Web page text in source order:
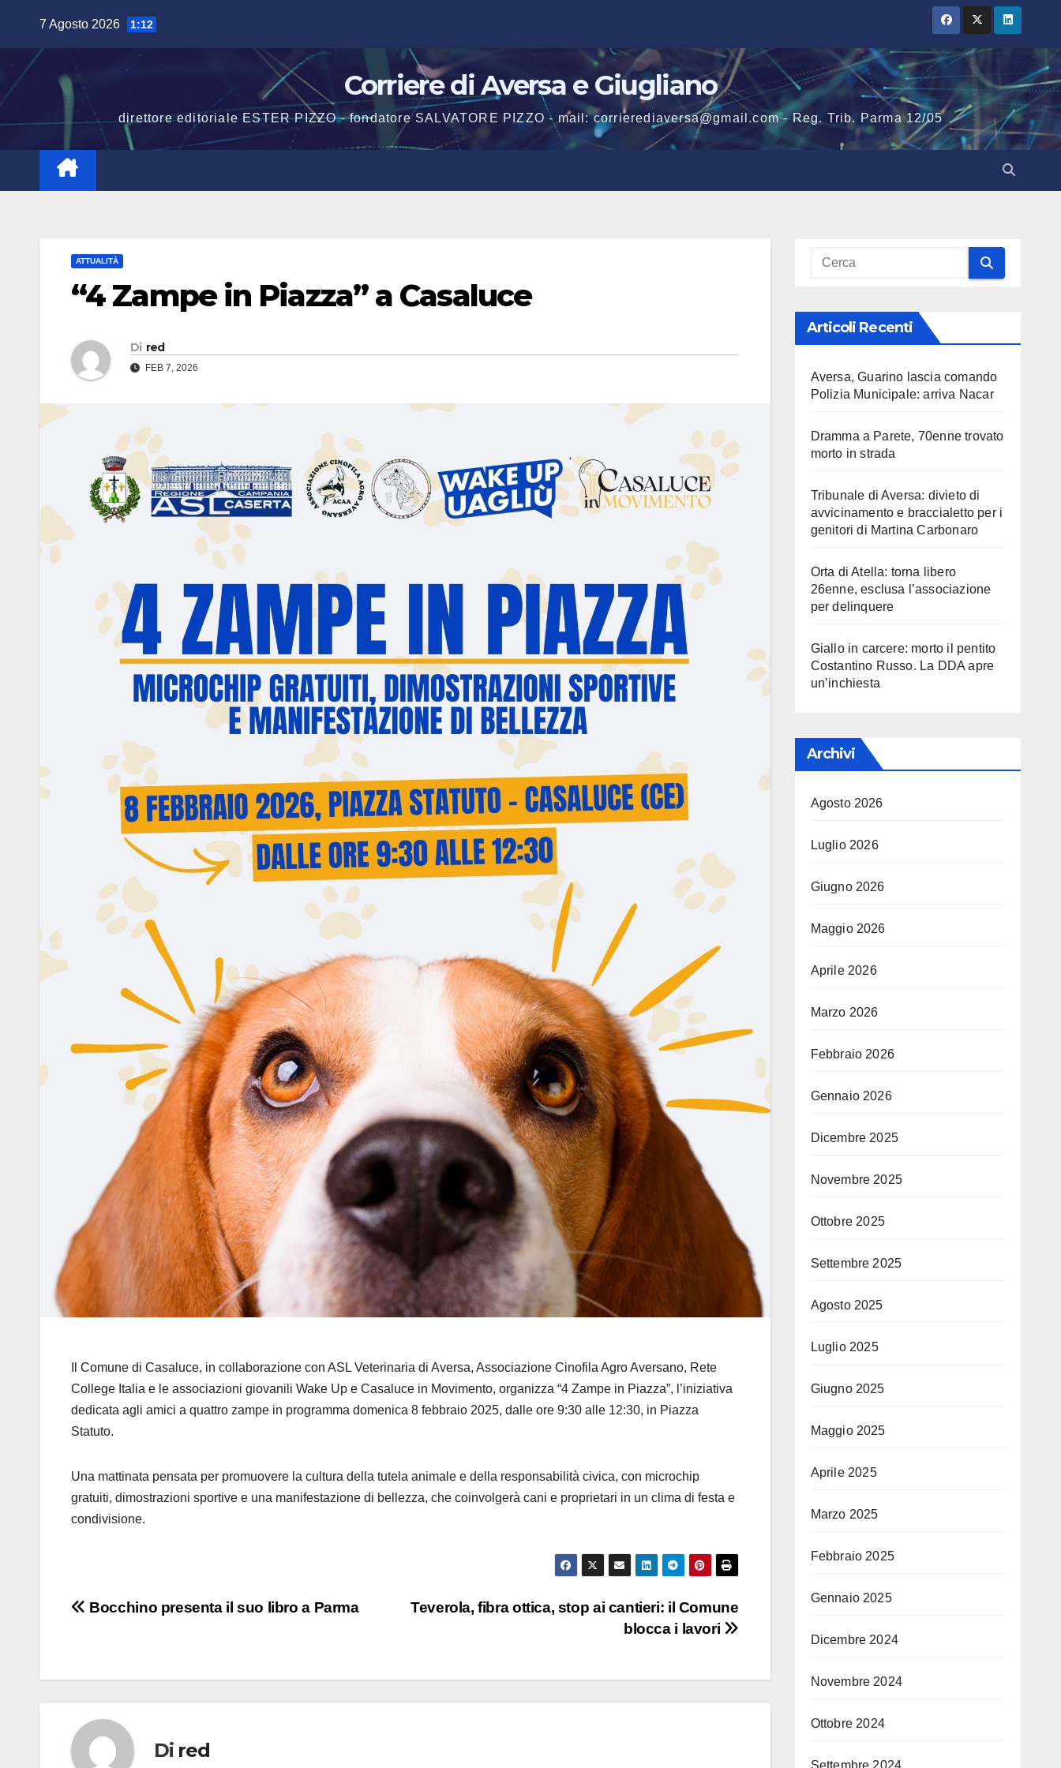
contenuto
7 Agosto 2026 1:12
Corriere di Aversa e Giugliano
direttore editoriale ESTER PIZZO - fondatore SALVATORE PIZZO - mail: corrierediaversa@gmail.com - Reg. Trib. Parma 12/05
ATTUALITÀ
“4 Zampe in Piazza” a Casaluce
Di red
FEB 7, 2026
Il Comune di Casaluce, in collaborazione con ASL Veterinaria di Aversa, Associazione Cinofila Agro Aversano, Rete
College Italia e le associazioni giovanili Wake Up e Casaluce in Movimento, organizza “4 Zampe in Piazza”, l’iniziativa
dedicata agli amici a quattro zampe in programma domenica 8 febbraio 2025, dalle ore 9:30 alle 12:30, in Piazza
Statuto.
Una mattinata pensata per promuovere la cultura della tutela animale e della responsabilità civica, con microchip
gratuiti, dimostrazioni sportive e una manifestazione di bellezza, che coinvolgerà cani e proprietari in un clima di festa e
condivisione.
Navigazione
Teverola, fibra ottica, stop ai cantieri: il Comune
blocca i lavori
Bocchino presenta il suo libro a Parma
Di red
Articoli Recenti
Aversa, Guarino lascia comando
Polizia Municipale: arriva Nacar
Dramma a Parete, 70enne trovato
morto in strada
Tribunale di Aversa: divieto di
avvicinamento e braccialetto per i
genitori di Martina Carbonaro
Orta di Atella: torna libero
26enne, esclusa l’associazione
per delinquere
Giallo in carcere: morto il pentito
Costantino Russo. La DDA apre
un’inchiesta
Archivi
Agosto 2026
Luglio 2026
Giugno 2026
Maggio 2026
Aprile 2026
Marzo 2026
Febbraio 2026
Gennaio 2026
Dicembre 2025
Novembre 2025
Ottobre 2025
Settembre 2025
Agosto 2025
Luglio 2025
Giugno 2025
Maggio 2025
Aprile 2025
Marzo 2025
Febbraio 2025
Gennaio 2025
Dicembre 2024
Novembre 2024
Ottobre 2024
Settembre 2024